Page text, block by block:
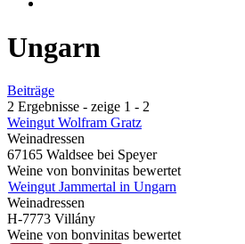
Ungarn
Beiträge
2 Ergebnisse - zeige 1 - 2
Weingut Wolfram Gratz
Weinadressen
67165 Waldsee bei Speyer
Weine von bonvinitas bewertet
Weingut Jammertal in Ungarn
Weinadressen
H-7773 Villány
Weine von bonvinitas bewertet